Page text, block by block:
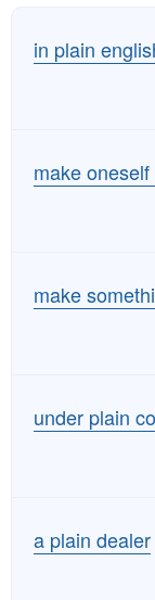
in plain
make oneself
make
under plain
a plain dealer